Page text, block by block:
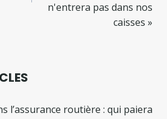
n'entrera pas dans nos
caisses »
l’assurance routière : qui paiera